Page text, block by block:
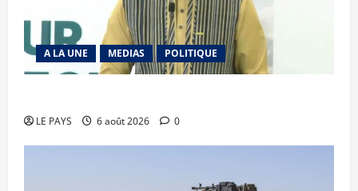
A LA UNE MEDIAS POLITIQUE
LE PAYS 6 août 2026 0